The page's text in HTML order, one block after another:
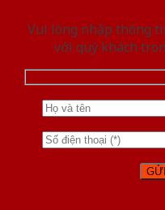
Vui lòng nhập thông
với quý khách